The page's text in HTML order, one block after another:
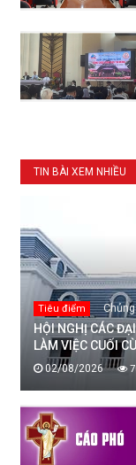
TIN BÀI XEM NHIỀU
Tiêu điểm
HỘI NGHỊ CÁC
LÀM VIỆC CUỐI
02/08/2026